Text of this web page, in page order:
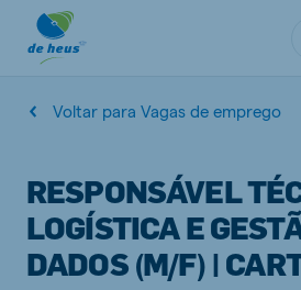
Voltar para Vagas de emprego
RESPONSÁVEL
LOGÍSTICA E
DADOS (M/F) |